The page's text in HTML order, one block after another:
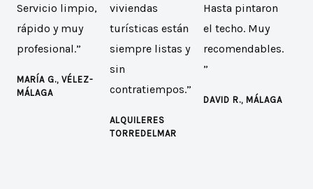
Servicio limpio,
rápido y muy
profesional.”
MARÍA G., VÉLEZ-
MÁLAGA
viviendas
turísticas están
siempre listas y
sin
contratiempos.”
ALQUILERES
TORREDELMAR
Hasta pintaron
el techo. Muy
recomendables.
”
DAVID R., MÁLAGA